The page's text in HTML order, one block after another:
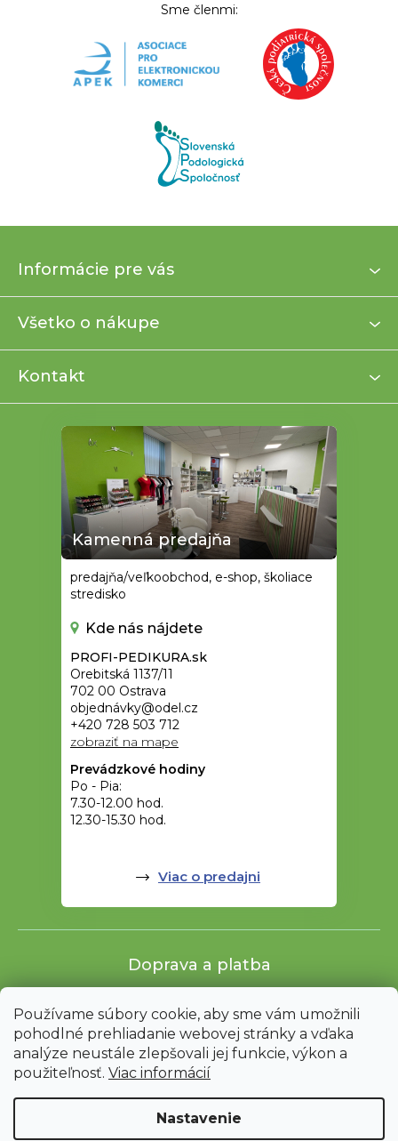
Používame súbory cookie, aby sme vám umožnili
pohodlné prehliadanie webovej stránky a vďaka
analýze neustále zlepšovali jej funkcie, výkon a
použiteľnosť. Viac informácií
Nastavenie
Sme členmi:
p
t
Informácie pre vás
Všetko o nákupe
Kontakt
Kamenná predajňa
predajňa/veľkoobchod, e-shop, školiace
stredisko
Kde nás nájdete
PROFI-PEDIKURA.sk
Orebitská 1137/11
702 00 Ostrava
objednávky@odel.cz
+420 728 503 712
zobraziť na mape
Prevádzkové hodiny
Po - Pia:
7.30-12.00 hod.
12.30-15.30 hod.
Viac o predajni
Doprava a platba